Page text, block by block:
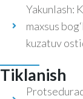
Yakunlash:
maxsus
kuzatuv
Tiklanish